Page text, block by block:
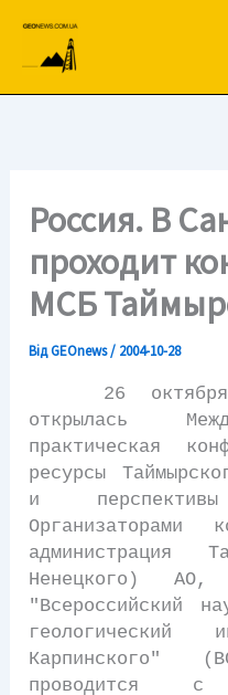
вмісту
Россия. В
проходит
МСБ
ВідGEOnews/ 2004-10-28
26 октября в
открылась
практическая
ресурсы
и
Организаторами
администрация
Ненецкого)
"Всероссийский
Карпинского"
проводится с